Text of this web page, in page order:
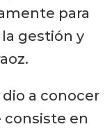
para
gestión y
a conocer
consiste en